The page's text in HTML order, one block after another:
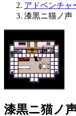
アドベンチャ
漆黒ニ猫ノ声
漆黒ニ猫ノ